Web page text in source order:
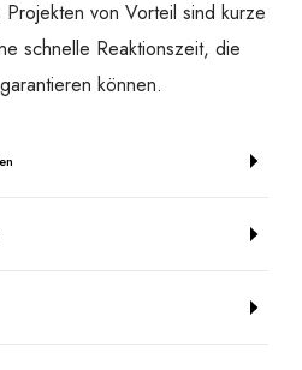
von Vorteil sind kurze
schnelle Reaktionszeit, die
können.